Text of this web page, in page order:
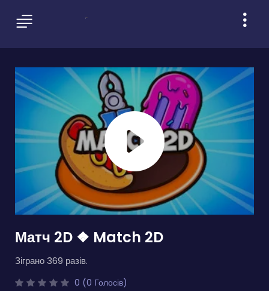
Матч 2D ❖ Match 2D
Зіграно 369 разів.
0 (0 Голосів)